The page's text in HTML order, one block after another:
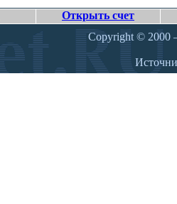
Открыть счет
Copyright © 2000